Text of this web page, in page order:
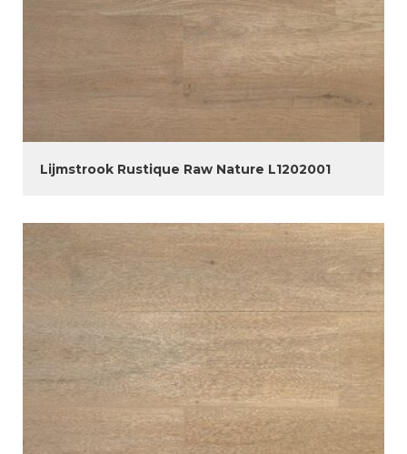
Lijmstrook Rustique Raw Nature L1202001